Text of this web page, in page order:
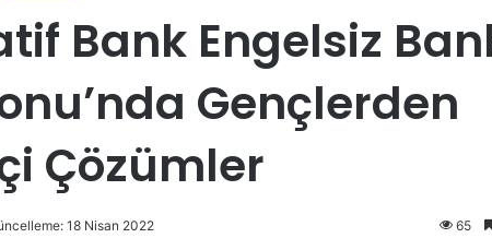
Bank Engelsiz
Gençlerden
Çözümler
18 Nisan 2022 65